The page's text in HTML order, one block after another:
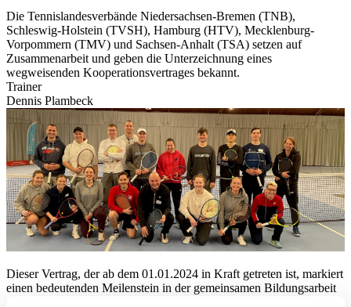
Die Tennislandesverbände Niedersachsen-Bremen (TNB),
Schleswig-Holstein (TVSH), Hamburg (HTV), Mecklenburg-
Vorpommern (TMV) und Sachsen-Anhalt (TSA) setzen auf
Zusammenarbeit und geben die Unterzeichnung eines
wegweisenden Kooperationsvertrages bekannt.
Trainer
Dennis Plambeck
Dieser Vertrag, der ab dem 01.01.2024 in Kraft getreten ist, markiert
einen bedeutenden Meilenstein in der gemeinsamen Bildungsarbeit